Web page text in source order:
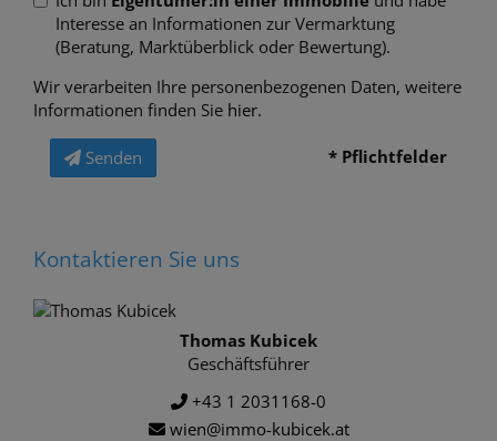
Interesse an Informationen zur Vermarktung
(Beratung, Marktüberblick oder Bewertung).
Wir verarbeiten Ihre personenbezogenen Daten, weitere
Informationen finden Sie hier.
Senden * Pflichtfelder
Kontaktieren Sie uns
Thomas Kubicek
Geschäftsführer
+43 1 2031168-0
wien@immo-kubicek.at